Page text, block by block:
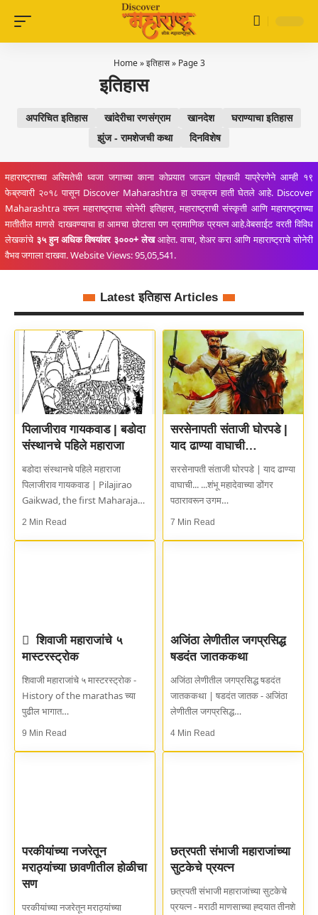
Home»इतिहास» Page 3
इतिहास
अपरिचित इतिहास खांदेरीचा रणसंग्राम खानदेश
घराण्याचा इतिहास
झुंज - रामशेजची कथा
दिनविशेष
महाराष्ट्राच्या अस्मितेची ध्वजा जगाच्या काना कोपर्‍यात जाऊन पोहचावी याप्रेरणेने आम्ही १९
फेब्रुवारी २०१८ पासून Discover Maharashtra हा उपक्रम हाती घेतले आहे. Discover
Maharashtra वरून महाराष्ट्राचा सोनेरी इतिहास, महाराष्ट्राची संस्कृती आणि महाराष्ट्राच्या
मातीतील माणसे दाखवण्याचा हा आमचा छोटासा पण प्रामाणिक प्रयत्न आहे.वेबसाईट वरती विविध
लेखकांचे ३५ हुन अधिक विषयांवर ३०००+ लेखआहेत. वाचा, शेअर करा आणि महाराष्ट्राचे सोनेरी
वैभव जगाला दाखवा. Website Views: 95,05,541.
Latest इतिहास Articles
पिलाजीराव गायकवाड | बडोदा
संस्थानचे पहिले महाराजा
बडोदा संस्थानचे पहिले महाराजा
पिलाजीराव गायकवाड | Pilajirao
Gaikwad, the first Maharaja…
2 Min Read
सरसेनापती संताजी घोरपडे |
याद ढाण्या वाघाची…
सरसेनापती संताजी घोरपडे | याद ढाण्या
वाघाची... ...शंभू महादेवाच्या डोंगर
पठारावरून उगम…
7 Min Read
शिवाजी महाराजांचे ५
मास्टरस्ट्रोक
शिवाजी महाराजांचे ५ मास्टरस्ट्रोक -
History of the marathas च्या
पुढील भागात…
9 Min Read
अजिंठा लेणीतील जगप्रसिद्ध
षडदंत जातककथा
अजिंठा लेणीतील जगप्रसिद्ध षडदंत
जातककथा | षडदंत जातक - अजिंठा
लेणीतील जगप्रसिद्ध…
4 Min Read
परकीयांच्या नजरेतून
मराठ्यांच्या छावणीतील होळीचा
सण
परकीयांच्या नजरेतून मराठ्यांच्या
छत्रपती संभाजी महाराजांच्या
सुटकेचे प्रयत्न
छत्रपती संभाजी महाराजांच्या सुटकेचे
प्रयत्न - मराठी माणसाच्या ह्दयात तीनशे